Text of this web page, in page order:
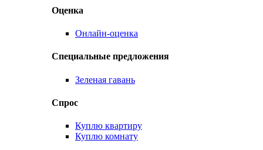
Оценка
Онлайн-оценка
Специальные предложения
Зеленая гавань
Спрос
Куплю квартиру
Куплю комнату